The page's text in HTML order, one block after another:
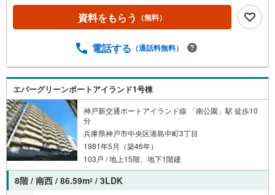
帖LDK■6帖以上の居室が2部屋あるゆとりある間取■収納充
実！全居室・廊下収納、ウォークインCL■設備充実！浴室
乾燥機、食洗器など■モニタ付インターホン有でセキュリテ
室洋室でお掃除かんたん♪■小学校、スーパー、病院が徒歩
10分圏内で生活便利〈令和7年6月リフォーム内容〉・シス
テムキッチン新調・洗面化粧台新調・ユニットバス新調・
温水洗浄便座付トイレ新調・クロス・フローリング貼替・
建具新調など♪港島学園小学校 約800m♪グルメシティポー
ト 約800mお家探しは、トラストホームにお任せくださ
い！
資料をもらう （無料）
電話する （通話料無料）
エバーグリーンポートアイランド1号棟
神戸新交通ポートアイランド線 「南公園」駅 徒歩10
分
兵庫県神戸市中央区港島中町3丁目
1981年5月（築46年）
103戸 / 地上15階、地下1階建
8階 / 南西 / 86.59m2 / 3LDK